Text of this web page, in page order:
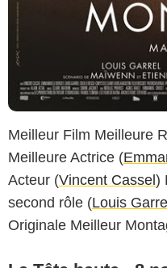
Meilleur Film Meilleure
Meilleure Actrice (
Acteur (Vincent Cassel)
second rôle (Louis
Originale Meilleur